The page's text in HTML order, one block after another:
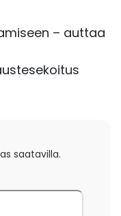
– auttaa
saatavilla.